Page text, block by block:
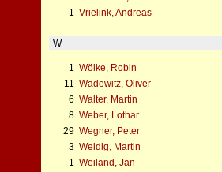
1 Vrielink, Andreas
W
1 Wölke, Robin
11 Wadewitz, Oliver
6 Walter, Martin
8 Weber, Lothar
29 Wegner, Peter
3 Weidig, Martin
1 Weiland, Jan